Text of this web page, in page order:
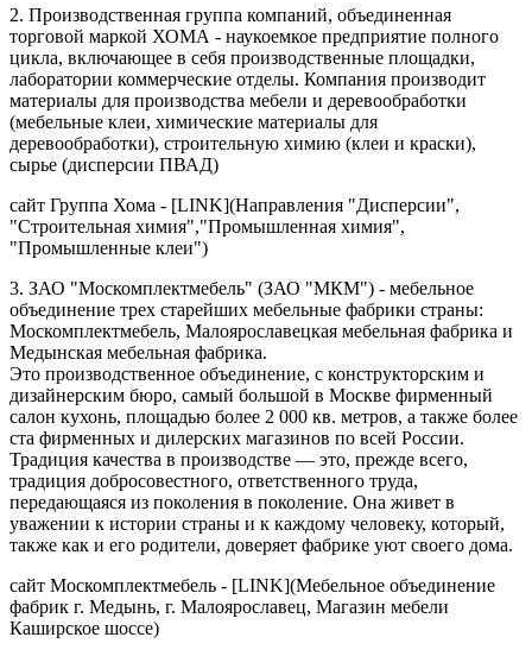
2. Производственная группа компаний, объединенная
торговой маркой ХОМА - наукоемкое предприятие полного
цикла, включающее в себя производственные площадки,
лаборатории коммерческие отделы. Компания производит
материалы для производства мебели и деревообработки
(мебельные клеи, химические материалы для
деревообработки), строительную химию (клеи и краски),
сырье (дисперсии ПВАД)
сайт Группа Хома - [LINK](Направления "Дисперсии",
"Строительная химия","Промышленная химия",
"Промышленные клеи")
3. ЗАО "Москомплектмебель" (ЗАО "МКМ") - мебельное
объединение трех старейших мебельные фабрики страны:
Москомплектмебель, Малоярославецкая мебельная фабрика и
Медынская мебельная фабрика.
Это производственное объединение, с конструкторским и
дизайнерским бюро, самый большой в Москве фирменный
салон кухонь, площадью более 2 000 кв. метров, а также более
ста фирменных и дилерских магазинов по всей России.
Традиция качества в производстве — это, прежде всего,
традиция добросовестного, ответственного труда,
передающаяся из поколения в поколение. Она живет в
уважении к истории страны и к каждому человеку, который,
также как и его родители, доверяет фабрике уют своего дома.
сайт Москомплектмебель - [LINK](Мебельное объединение
фабрик г. Медынь, г. Малоярославец, Магазин мебели
Каширское шоссе)